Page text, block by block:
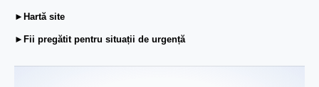
►Hartă site
►Fii pregătit pentru situații de urgență